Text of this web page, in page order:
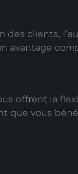
clients,
avantage
offrent la
que vous